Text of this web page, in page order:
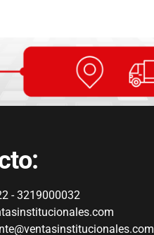
- 3219000032